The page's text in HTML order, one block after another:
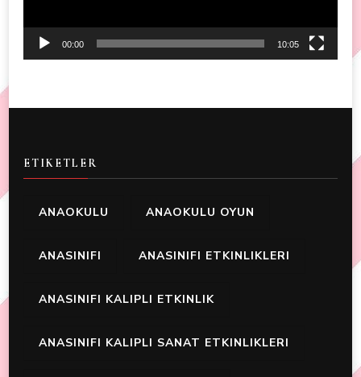
00:00 10:05
ETIKETLER
ANAOKULU ANAOKULU OYUN
ANASINIFI ANASINIFI ETKINLIKLERI
ANASINIFI KALIPLI ETKINLIK
ANASINIFI KALIPLI SANAT ETKINLIKLERI